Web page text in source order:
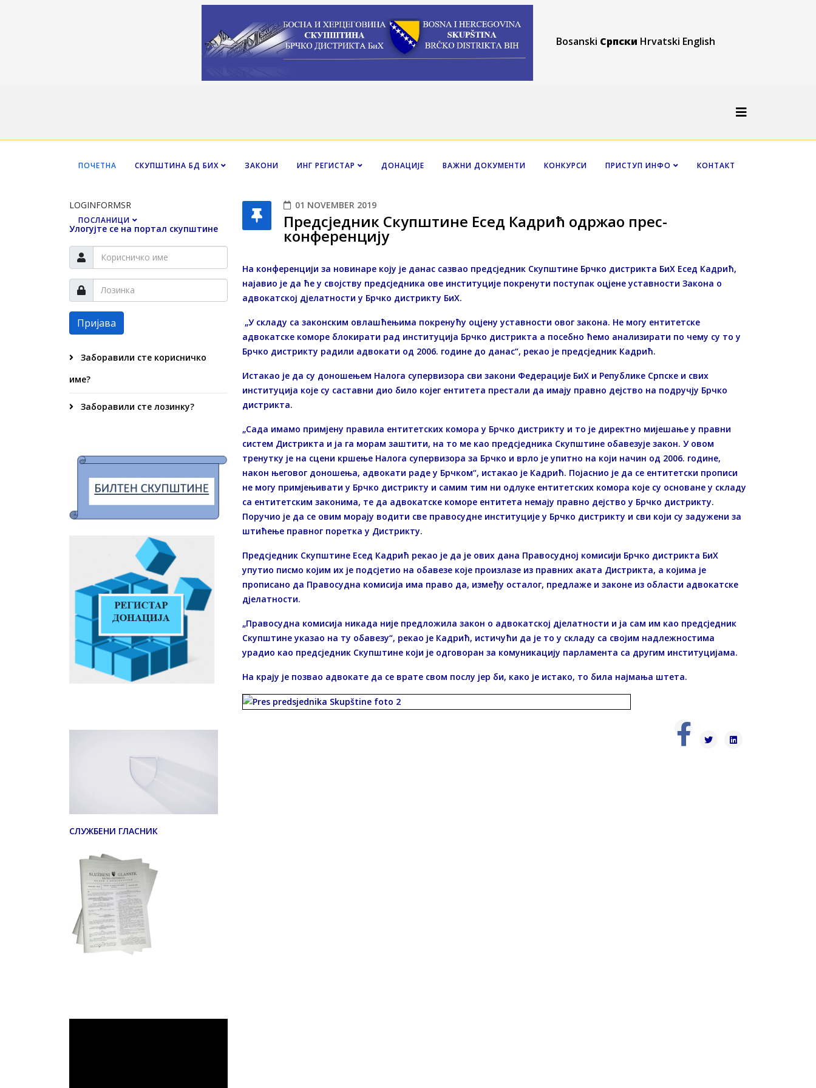
Bosanski Српски Hrvatski English
ПОЧЕТНА СКУПШТИНА БД БИХ ЗАКОНИ ИНГ РЕГИСТАР ДОНАЦИЈЕ ВАЖНИ ДОКУМЕНТИ КОНКУРСИ ПРИСТУП ИНФО КОНТАКТ
ПОСЛАНИЦИ
LOGINFORMSR
Улогујте се на портал скупштине
Пријава
Заборавили сте корисничко
име?
Заборавили сте лозинку?
СЛУЖБЕНИ ГЛАСНИК
01 NOVEMBER 2019
Предсједник Скупштине Есед Кадрић одржао прес-
конференцију
На конференцији за новинаре коју је данас сазвао предсједник Скупштине Брчко дистрикта БиХ Есед Кадрић,
најавио је да ће у својству предсједника ове институције покренути поступак оцјене уставности Закона о
адвокатској дјелатности у Брчко дистрикту БиХ.
„У складу са законским овлашћењима покренућу оцјену уставности овог закона. Не могу ентитетске
адвокатске коморе блокирати рад институција Брчко дистрикта а посебно ћемо анализирати по чему су то у
Брчко дистрикту радили адвокати од 2006. године до данас“, рекао је предсједник Кадрић.
Истакао је да су доношењем Налога супервизора сви закони Федерације БиХ и Републике Српске и свих
институција које су саставни дио било којег ентитета престали да имају правно дејство на подручју Брчко
дистрикта.
„Сада имамо примјену правила ентитетских комора у Брчко дистрикту и то је директно мијешање у правни
систем Дистрикта и ја га морам заштити, на то ме као предсједника Скупштине обавезује закон. У овом
тренутку је на сцени кршење Налога супервизора за Брчко и врло је упитно на који начин од 2006. године,
након његовог доношења, адвокати раде у Брчком“, истакао је Кадрић. Појаснио је да се ентитетски прописи
не могу примјењивати у Брчко дистрикту и самим тим ни одлуке ентитетских комора које су основане у складу
са ентитетским законима, те да адвокатске коморе ентитета немају правно дејство у Брчко дистрикту.
Поручио је да се овим морају водити све правосудне институције у Брчко дистрикту и сви који су задужени за
штићење правног поретка у Дистрикту.
Предсједник Скупштине Есед Кадрић рекао је да је ових дана Правосудној комисији Брчко дистрикта БиХ
упутио писмо којим их је подсјетио на обавезе које произлазе из правних аката Дистрикта, а којима је
прописано да Правосудна комисија има право да, између осталог, предлаже и законе из области адвокатске
дјелатности.
„Правосудна комисија никада није предложила закон о адвокатској дјелатности и ја сам им као предсједник
Скупштине указао на ту обавезу“, рекао је Кадрић, истичући да је то у складу са својим надлежностима
урадио као предсједник Скупштине који је одговоран за комуникацију парламента са другим институцијама.
На крају је позвао адвокате да се врате свом послу јер би, како је истако, то била најмања штета.